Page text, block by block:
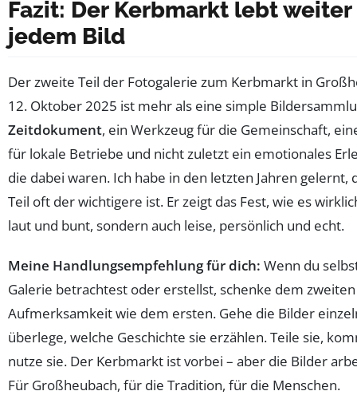
Fazit: Der Kerbmarkt lebt weiter
jedem Bild
Der zweite Teil der Fotogalerie zum Kerbmarkt in
12. Oktober 2025 ist mehr als eine simple
Zeitdokument, ein Werkzeug für die Gemeinschaft,
für lokale Betriebe und nicht zuletzt ein emotionales
die dabei waren. Ich habe in den letzten Jahren gelernt,
Teil oft der wichtigere ist. Er zeigt das Fest, wie es
laut und bunt, sondern auch leise, persönlich und echt.
Meine Handlungsempfehlung für dich: Wenn du
Galerie betrachtest oder erstellst, schenke dem
Aufmerksamkeit wie dem ersten. Gehe die Bilder
überlege, welche Geschichte sie erzählen. Teile sie,
nutze sie. Der Kerbmarkt ist vorbei – aber die Bilder
Für Großheubach, für die Tradition, für die Menschen.